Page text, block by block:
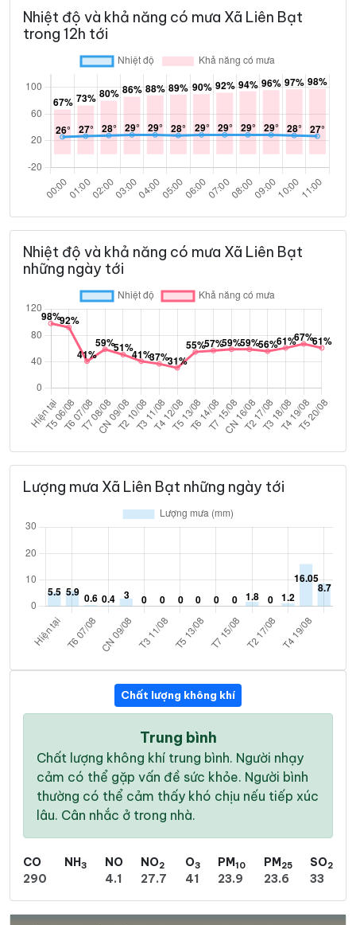
Nhiệt độ và khả năng có mưa Xã Liên Bạt
trong 12h tới
Nhiệt độ và khả năng có mưa Xã Liên Bạt
những ngày tới
Lượng mưa Xã Liên Bạt những ngày tới
Chất lượng không khí
Trung bình
Chất lượng không khí trung bình. Người nhạy
cảm có thể gặp vấn đề sức khỏe. Người bình
thường có thể cảm thấy khó chịu nếu tiếp xúc
lâu. Cân nhắc ở trong nhà.
CO
290
NH3
NO
4.1
NO2
27.7
O3
41
PM10
23.9
PM25
23.6
SO2
33